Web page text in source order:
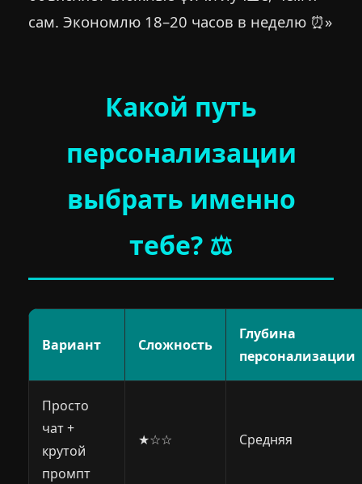
сам. Экономлю 18–20 часов в неделю ⏰»
Какой путь
персонализации
выбрать именно
тебе? ⚖️
Вариант Сложность
Глубина
персонализации
Просто
чат +
крутой
промпт
★☆☆ Средняя